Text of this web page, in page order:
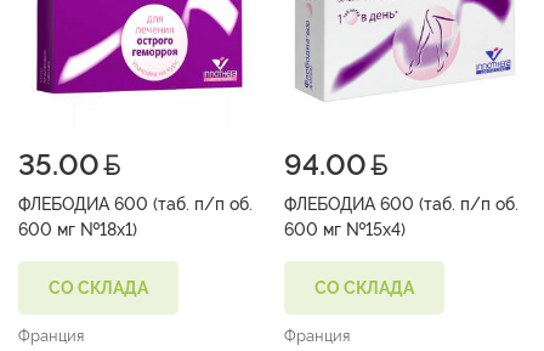
35.00
ФЛЕБОДИА 600 (таб. п/п об.
600 мг №18х1)
СО СКЛАДА
Франция
94.00
ФЛЕБОДИА 600 (таб. п/п об.
600 мг №15х4)
СО СКЛАДА
Франция